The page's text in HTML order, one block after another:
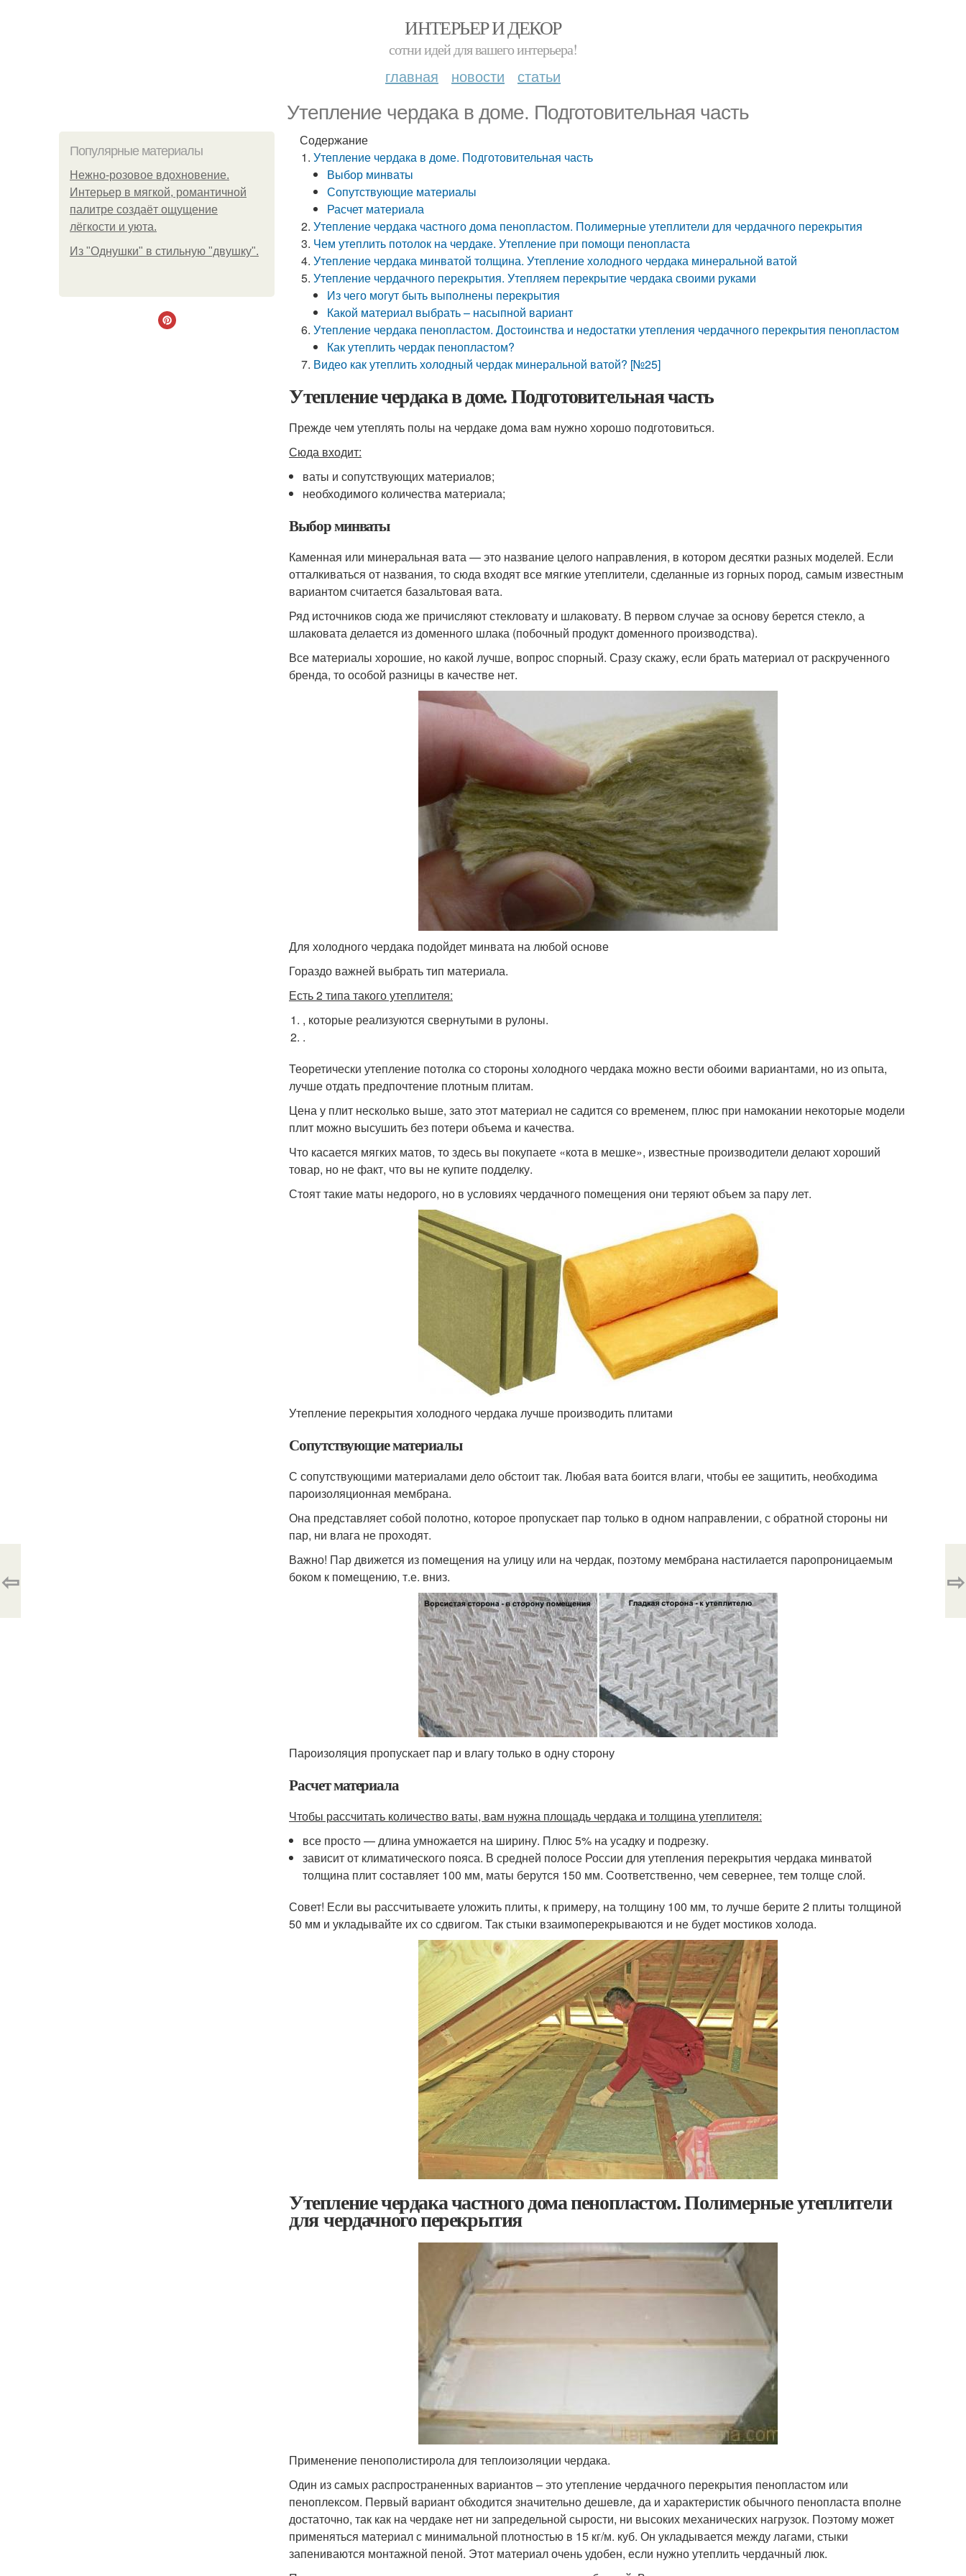
ИНТЕРЬЕР И ДЕКОР
сотни идей для вашего интерьера!
главная новости статьи
Утепление чердака в доме. Подготовительная часть
Популярные материалы
Нежно-розовое вдохновение.
Интерьер в мягкой, романтичной
палитре создаёт ощущение
лёгкости и уюта.
Из "Однушки" в стильную "двушку".
Содержание
Утепление чердака в доме. Подготовительная часть
Выбор минваты
Сопутствующие материалы
Расчет материала
Утепление чердака частного дома пенопластом. Полимерные утеплители для чердачного перекрытия
Чем утеплить потолок на чердаке. Утепление при помощи пенопласта
Утепление чердака минватой толщина. Утепление холодного чердака минеральной ватой
Утепление чердачного перекрытия. Утепляем перекрытие чердака своими руками
Из чего могут быть выполнены перекрытия
Какой материал выбрать – насыпной вариант
Утепление чердака пенопластом. Достоинства и недостатки утепления чердачного перекрытия пенопластом
Как утеплить чердак пенопластом?
Видео как утеплить холодный чердак минеральной ватой? [№25]
Утепление чердака в доме. Подготовительная часть
Прежде чем утеплять полы на чердаке дома вам нужно хорошо подготовиться.
Сюда входит:
ваты и сопутствующих материалов;
необходимого количества материала;
Выбор минваты
Каменная или минеральная вата — это название целого направления, в котором десятки разных моделей. Если
отталкиваться от названия, то сюда входят все мягкие утеплители, сделанные из горных пород, самым известным
вариантом считается базальтовая вата.
Ряд источников сюда же причисляют стекловату и шлаковату. В первом случае за основу берется стекло, а
шлаковата делается из доменного шлака (побочный продукт доменного производства).
Все материалы хорошие, но какой лучше, вопрос спорный. Сразу скажу, если брать материал от раскрученного
бренда, то особой разницы в качестве нет.
Для холодного чердака подойдет минвата на любой основе
Гораздо важней выбрать тип материала.
Есть 2 типа такого утеплителя:
, которые реализуются свернутыми в рулоны.
.
Теоретически утепление потолка со стороны холодного чердака можно вести обоими вариантами, но из опыта,
лучше отдать предпочтение плотным плитам.
Цена у плит несколько выше, зато этот материал не садится со временем, плюс при намокании некоторые модели
плит можно высушить без потери объема и качества.
Что касается мягких матов, то здесь вы покупаете «кота в мешке», известные производители делают хороший
товар, но не факт, что вы не купите подделку.
Стоят такие маты недорого, но в условиях чердачного помещения они теряют объем за пару лет.
Утепление перекрытия холодного чердака лучше производить плитами
Сопутствующие материалы
С сопутствующими материалами дело обстоит так. Любая вата боится влаги, чтобы ее защитить, необходима
пароизоляционная мембрана.
Она представляет собой полотно, которое пропускает пар только в одном направлении, с обратной стороны ни
пар, ни влага не проходят.
Важно! Пар движется из помещения на улицу или на чердак, поэтому мембрана настилается паропроницаемым
боком к помещению, т.е. вниз.
Пароизоляция пропускает пар и влагу только в одну сторону
Расчет материала
Чтобы рассчитать количество ваты, вам нужна площадь чердака и толщина утеплителя:
все просто — длина умножается на ширину. Плюс 5% на усадку и подрезку.
зависит от климатического пояса. В средней полосе России для утепления перекрытия чердака минватой
толщина плит составляет 100 мм, маты берутся 150 мм. Соответственно, чем севернее, тем толще слой.
Совет! Если вы рассчитываете уложить плиты, к примеру, на толщину 100 мм, то лучше берите 2 плиты толщиной
50 мм и укладывайте их со сдвигом. Так стыки взаимоперекрываются и не будет мостиков холода.
Утепление чердака частного дома пенопластом. Полимерные утеплители
для чердачного перекрытия
Применение пенополистирола для теплоизоляции чердака.
Один из самых распространенных вариантов – это утепление чердачного перекрытия пенопластом или
пеноплексом. Первый вариант обходится значительно дешевле, да и характеристик обычного пенопласта вполне
достаточно, так как на чердаке нет ни запредельной сырости, ни высоких механических нагрузок. Поэтому может
применяться материал с минимальной плотностью в 15 кг/м. куб. Он укладывается между лагами, стыки
запениваются монтажной пеной. Этот материал очень удобен, если нужно утеплить чердачный люк.
⇦ ⇨